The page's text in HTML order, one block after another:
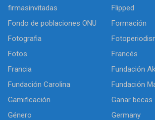
firmasinvitadas
Flipped
Fondo de poblaciones ONU
Formación
Fotografia
Fotos
Francés
Francia
Fundación
Fundación Carolina
Fundación
Gamificación
Ganar becas
Género
Germany